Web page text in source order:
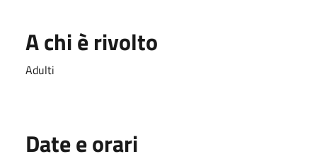
A chi è rivolto
Adulti
Date e orari